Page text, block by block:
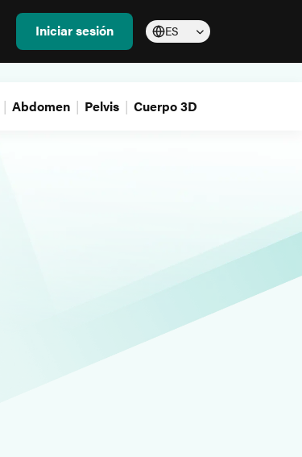
Iniciar sesión ES
Abdomen Pelvis Cuerpo 3D